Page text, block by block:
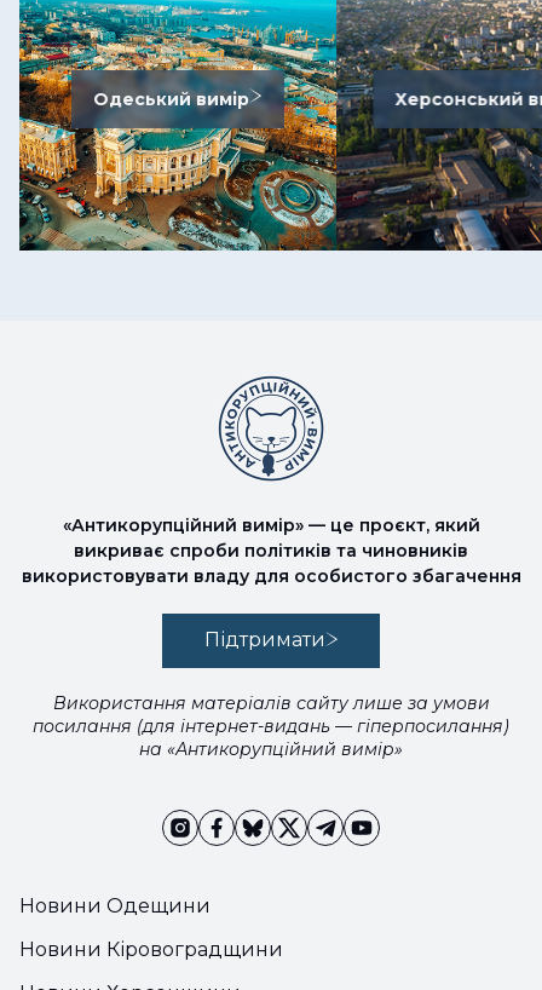
Одеський вимір Херсонський
Новини Одещини
Новини Кіровоградщини
«Антикорупційний вимір» — це проєкт, який
викриває спроби політиків та чиновників
використовувати владу для особистого збагачення
Підтримати
Використання матеріалів сайту лише за умови
посилання (для інтернет-видань — гіперпосилання)
на «Антикорупційний вимір»